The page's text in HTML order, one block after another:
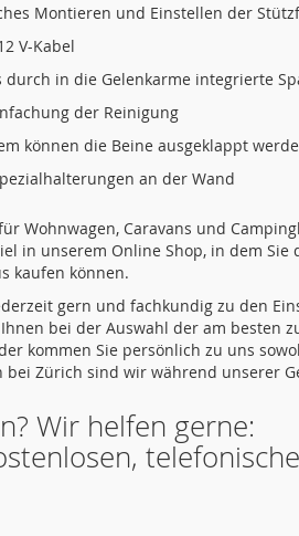
Montieren und Einstellen der
V-Kabel
durch in die Gelenkarme integrierte
der Reinigung
können die Beine ausgeklappt
an der Wand
Wohnwagen, Caravans und
in unserem Online Shop, in dem
kaufen können.
gern und fachkundig zu den
bei der Auswahl der am besten
kommen Sie persönlich zu uns
Zürich sind wir während unserer
Wir helfen gerne: